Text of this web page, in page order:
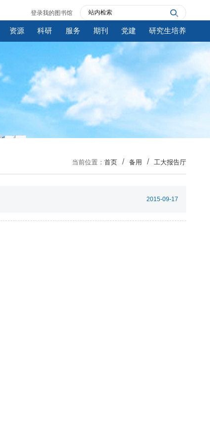
登录我的图书馆
资源 科研 服务 期刊 党建 研究生培养
当前位置： 首页 备用 工大报告厅
2015-09-17